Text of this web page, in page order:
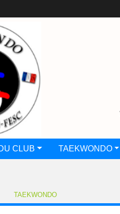
CLUB TAEKWONDO
TAEKWONDO